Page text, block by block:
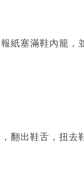
紙塞滿鞋內籠，
翻出鞋舌，扭去